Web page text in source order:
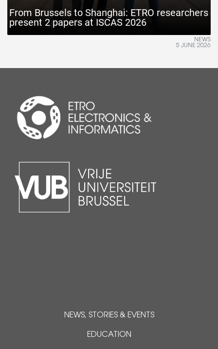
From Brussels to Shanghai: ETRO researchers
present 2 papers at ISCAS 2026
NEWS
5 JUNE 2026
NEWS, STORIES & EVENTS
EDUCATION